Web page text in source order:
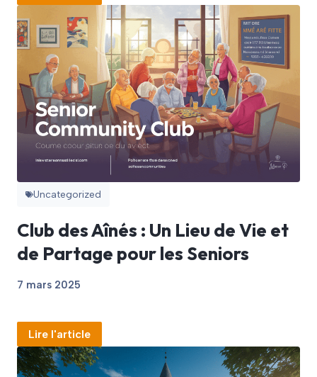
Uncategorized
Club des Aînés : Un Lieu de Vie et
de Partage pour les Seniors
7 mars 2025
Lire l'article